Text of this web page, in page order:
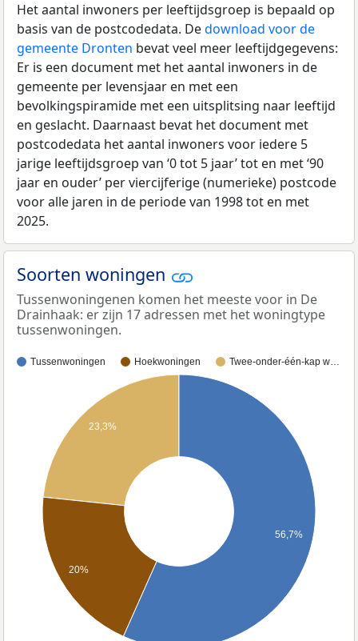
Het aantal inwoners per leeftijdsgroep is bepaald op
basis van de postcodedata. Dedownload voor de
gemeente Dronten bevat veel meer leeftijdgegevens:
Er is een document met het aantal inwoners in de
gemeente per levensjaar en met een
bevolkingspiramide met een uitsplitsing naar leeftijd
en geslacht. Daarnaast bevat het document met
postcodedata het aantal inwoners voor iedere 5
jarige leeftijdsgroep van ‘0 tot 5 jaar’ tot en met ‘90
jaar en ouder’ per viercijferige (numerieke) postcode
voor alle jaren in de periode van 1998 tot en met
2025.
Soorten woningen
Tussenwoningenen komen het meeste voor in De
Drainhaak: er zijn 17 adressen met het woningtype
tussenwoningen.
Tussenwoningen Hoekwoningen Twee-onder-één-kap w…
23,3%
20%
56,7%